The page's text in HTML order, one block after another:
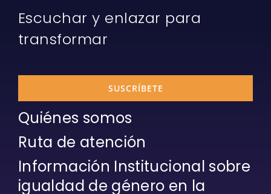
Escuchar y enlazar para
transformar
SUSCRÍBETE
Quiénes somos
Ruta de atención
Información Institucional sobre
igualdad de género en la